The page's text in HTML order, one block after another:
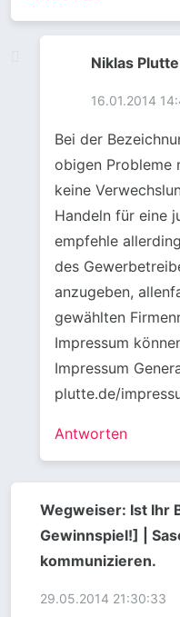
Niklas Plutte
16.01.2014
Bei der
obigen Probleme
keine
Handeln für eine
empfehle
des
anzugeben,
gewählten
Impressum
Impressum
plutte.de/
Antworten
Wegweiser: Ist Ihr
Gewinnspiel!] |
kommunizieren.
29.05.2014 21:30:33